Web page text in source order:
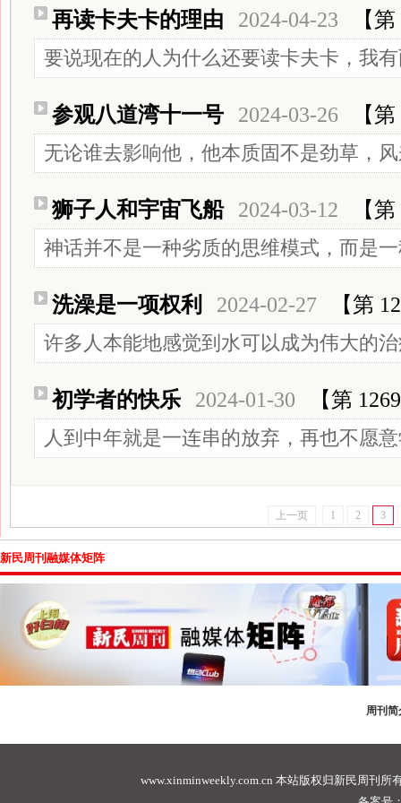
再读卡夫卡的理由 2024-04-23 【
要说现在的人为什么还要读卡夫卡，我
参观八道湾十一号 2024-03-26 【
无论谁去影响他，他本质固不是劲草，
狮子人和宇宙飞船 2024-03-12 【
神话并不是一种劣质的思维模式，而是
洗澡是一项权利 2024-02-27 【第
许多人本能地感觉到水可以成为伟大的
初学者的快乐 2024-01-30 【第
人到中年就是一连串的放弃，再也不愿
上一页 1 2 3
新民周刊融媒体矩阵
周刊简
www.xinminweekly.com.cn 本站版权归新民周刊所